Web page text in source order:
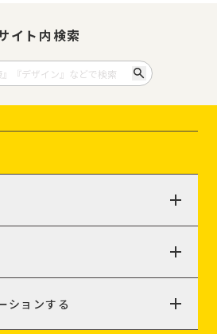
イト内検索
ションする